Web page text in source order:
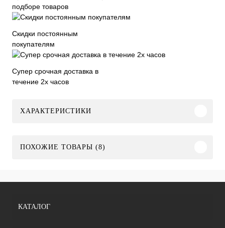
подборе товаров
Скидки постоянным
покупателям
Супер срочная доставка в
течение 2х часов
ХАРАКТЕРИСТИКИ
ПОХОЖИЕ ТОВАРЫ (8)
КАТАЛОГ